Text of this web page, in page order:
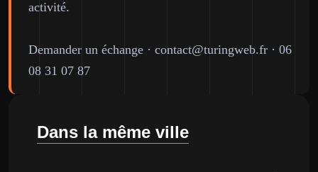
activité.
Demander un échange · contact@turingweb.fr · 06
08 31 07 87
Dans la même ville